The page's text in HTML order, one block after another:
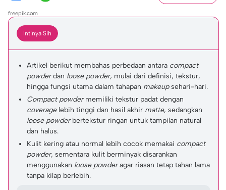
freepik.com
Intinya Sih
Artikel berikut membahas perbedaan antara compact
powderdan loose powder, mulai dari definisi, tekstur,
hingga fungsi utama dalam tahapan makeupsehari-hari.
Compact powdermemiliki tekstur padat dengan
coverage lebih tinggi dan hasil akhir matte, sedangkan
loose powderbertekstur ringan untuk tampilan natural
dan halus.
Kulit kering atau normal lebih cocok memakai compact
powder, sementara kulit berminyak disarankan
menggunakan loose powderagar riasan tetap tahan lama
tanpa kilap berlebih.